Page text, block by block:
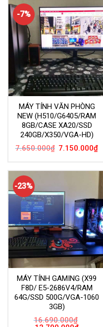
-7%
MÁY TÍNH VĂN PHÒNG
NEW (H510/G6405/RAM
8GB/CASE XA20/SSD
240GB/X350/VGA-HD)
7.650.000₫ Giá
7.150.000₫Giá
-23%
MÁY TÍNH GAMING (X99
F8D/ E5-2686V4/RAM
64G/SSD 500G/VGA-1060
3GB)
16.690.000₫